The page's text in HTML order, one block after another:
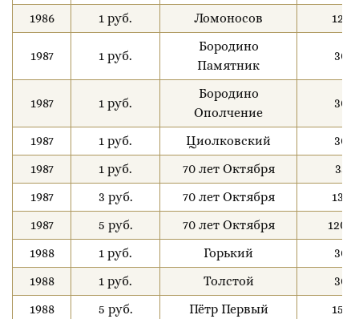
1986
1 руб. Ломоносов 120
1987 1 руб.
Бородино
Памятник
30
1987 1 руб.
Бородино
Ополчение
30
1987 1 руб. Циолковский
30
1987
1 руб. 70 лет Октября
35
1987
3 руб. 70 лет Октября
130
1987
5 руб. 70 лет Октября
1200
1988
1 руб. Горький
30
1988
1 руб. Толстой
30
1988
5 руб. Пётр Первый
150